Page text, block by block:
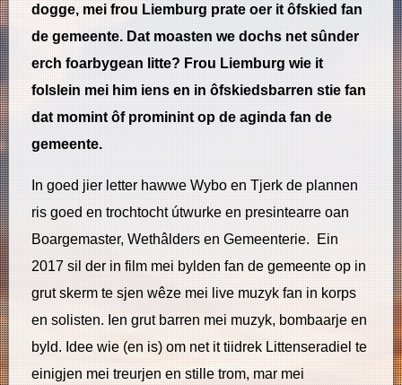
dogge, mei frou Liemburg prate oer it ôfskied fan
de gemeente. Dat moasten we dochs net sûnder
erch foarbygean litte? Frou Liemburg wie it
folslein mei him iens en in ôfskiedsbarren stie fan
dat momint ôf prominint op de aginda fan de
gemeente.
In goed jier letter hawwe Wybo en Tjerk de plannen
ris goed en trochtocht útwurke en presintearre oan
Boargemaster, Wethâlders en Gemeenterie. Ein
2017 sil der in film mei bylden fan de gemeente op in
grut skerm te sjen wêze mei live muzyk fan in korps
en solisten. Ien grut barren mei muzyk, bombaarje en
byld. Idee wie (en is) om net it tiidrek Littenseradiel te
einigjen mei treurjen en stille trom, mar mei